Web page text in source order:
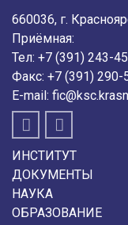
660036, г.
Приёмная:
Тел: +7 (391) 243-
Факс: +7 (391) 290-
E-mail:
ИНСТИТУТ
ДОКУМЕНТЫ
НАУКА
ОБРАЗОВАНИЕ